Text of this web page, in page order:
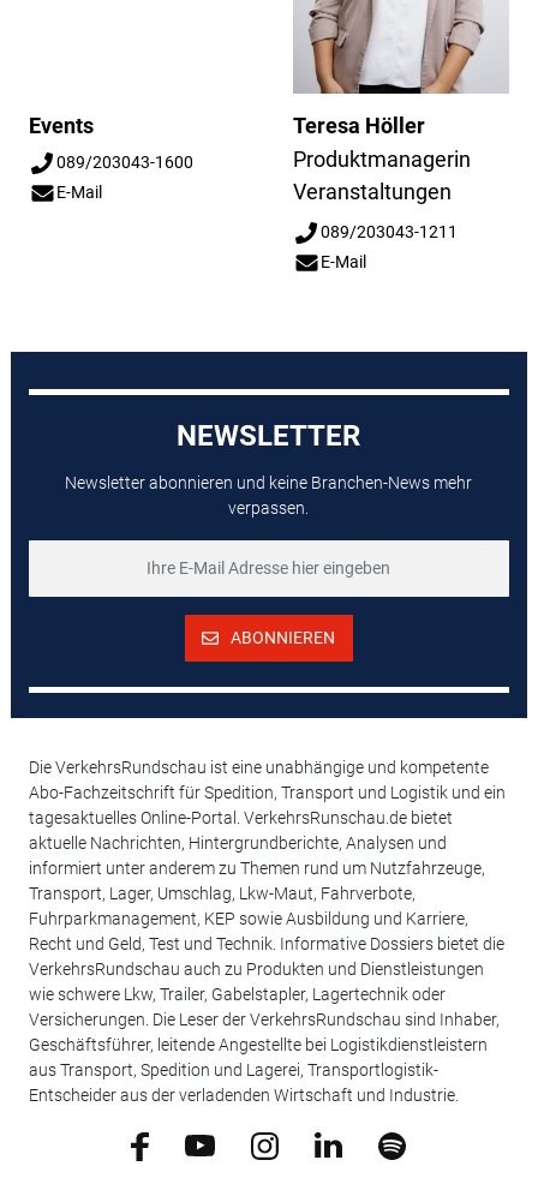
Events
089/203043-1600
E-Mail
Teresa Höller
Produktmanagerin
Veranstaltungen
089/203043-1211
E-Mail
NEWSLETTER
Newsletter abonnieren und keine Branchen-News mehr
verpassen.
ABONNIEREN
Die VerkehrsRundschau ist eine unabhängige und kompetente
Abo-Fachzeitschrift für Spedition, Transport und Logistik und ein
tagesaktuelles Online-Portal. VerkehrsRunschau.de bietet
aktuelle Nachrichten, Hintergrundberichte, Analysen und
informiert unter anderem zu Themen rund um Nutzfahrzeuge,
Transport, Lager, Umschlag, Lkw-Maut, Fahrverbote,
Fuhrparkmanagement, KEP sowie Ausbildung und Karriere,
Recht und Geld, Test und Technik. Informative Dossiers bietet die
VerkehrsRundschau auch zu Produkten und Dienstleistungen
wie schwere Lkw, Trailer, Gabelstapler, Lagertechnik oder
Versicherungen. Die Leser der VerkehrsRundschau sind Inhaber,
Geschäftsführer, leitende Angestellte bei Logistikdienstleistern
aus Transport, Spedition und Lagerei, Transportlogistik-
Entscheider aus der verladenden Wirtschaft und Industrie.